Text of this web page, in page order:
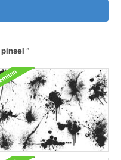
pinsel